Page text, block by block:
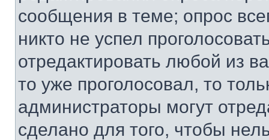
сообщения в теме; опрос
никто не успел
отредактировать любой из
то уже проголосовал, то
администраторы могут
сделано для того, чтобы